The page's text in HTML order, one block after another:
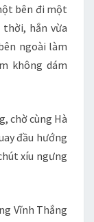
bên đi một
hắn vừa
ngoài làm
không dám
chờ cùng Hà
đầu hướng
xíu ngưng
Vĩnh Thắng